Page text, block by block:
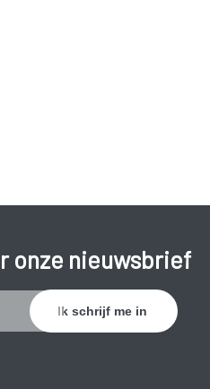
onze nieuwsbrief